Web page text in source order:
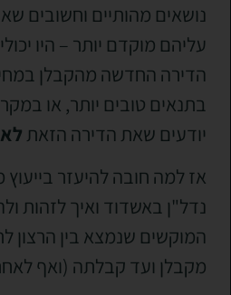
נושאים מהותיים וחשובים
עליהם מוקדם יותר – היו
הדירה החדשה מהקבלן
בתנאים טובים יותר, או
יודעים שאת הדירה הזאת לא
אז למה חובה להיעזר
נדל"ן באשדוד ואיך לזהות
המוקשים שנמצא בין הרצון
מקבלן ועד קבלתה (ואף